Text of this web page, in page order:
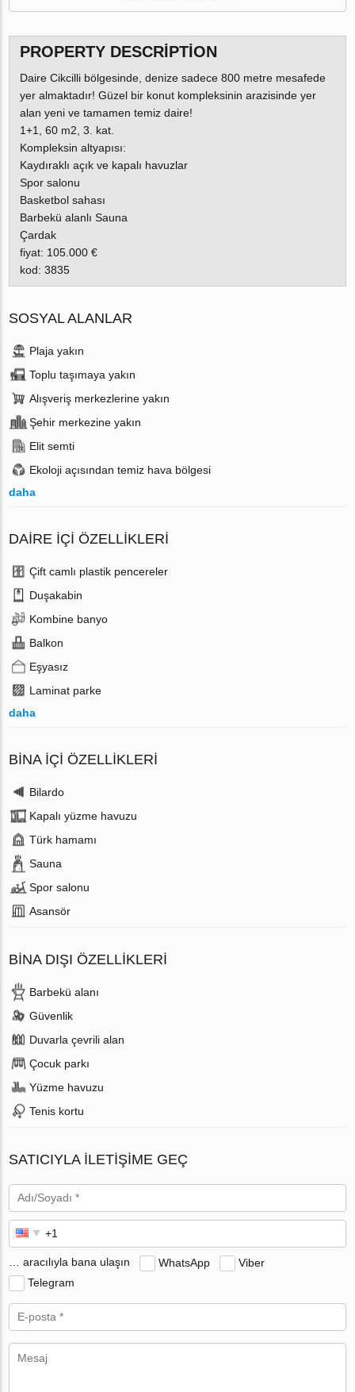
PROPERTY DESCRIPTION
Daire Cikcilli bölgesinde, denize sadece 800 metre mesafede
yer almaktadır! Güzel bir konut kompleksinin arazisinde yer
alan yeni ve tamamen temiz daire!
1+1, 60 m2, 3. kat.
Kompleksin altyapısı:
Kaydıraklı açık ve kapalı havuzlar
Spor salonu
Basketbol sahası
Barbekü alanlı Sauna
Çardak
fiyat: 105.000 €
kod: 3835
SOSYAL ALANLAR
Plaja yakın
Toplu taşımaya yakın
Alışveriş merkezlerine yakın
Şehir merkezine yakın
Elit semti
Ekoloji açısından temiz hava bölgesi
daha
DAIRE IÇI ÖZELLIKLERI
Çift camlı plastik pencereler
Duşakabin
Kombine banyo
Balkon
Eşyasız
Laminat parke
daha
BINA İÇI ÖZELLIKLERI
Bilardo
Kapalı yüzme havuzu
Türk hamamı
Sauna
Spor salonu
Аsansör
BINA DIŞI ÖZELLIKLERI
Barbekü alanı
Güvenlik
Duvarla çevrili alan
Çocuk parkı
Yüzme havuzu
Tenis kortu
SATICIYLA ILETIŞIME GEÇ
… aracılıyla bana ulaşın WhatsApp
Viber
Telegram